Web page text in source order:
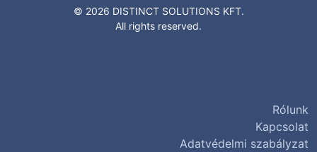
© 2026 DISTINCT SOLUTIONS KFT.
All rights reserved.
Rólunk
Kapcsolat
Adatvédelmi szabályzat